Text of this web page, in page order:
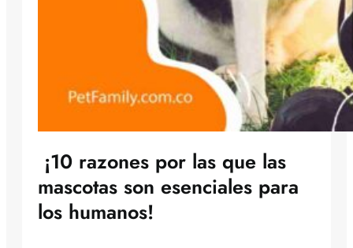
¡10 razones por las que las
mascotas son esenciales para
los humanos!